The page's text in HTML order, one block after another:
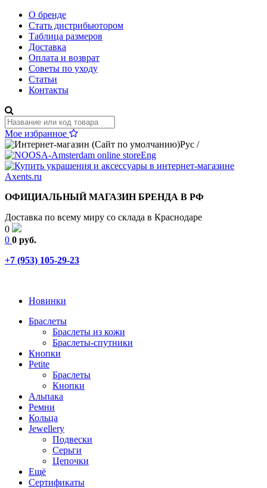
О бренде
Стать дистрибьютором
Таблица размеров
Доставка
Оплата и возврат
Советы по уходу
Статьи
Контакты
Мое избранное
Рус /
Eng
ОФИЦИАЛЬНЫЙ МАГАЗИН БРЕНДА В РФ
Доставка по всему миру со склада в Краснодаре
0
0 0 руб.
+7 (953) 105-29-23
Новинки
Браслеты
Браслеты из кожи
Браслеты-спутники
Кнопки
Petite
Браслеты
Кнопки
Альпака
Ремни
Кольца
Jewellery
Подвески
Серьги
Цепочки
Ещё
Сертификаты